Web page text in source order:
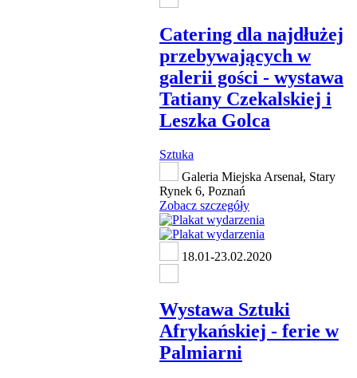
Catering dla najdłużej
przebywających w
galerii gości - wystawa
Tatiany Czekalskiej i
Leszka Golca
Sztuka
Galeria Miejska Arsenał, Stary
Rynek 6, Poznań
Zobacz szczegóły
18.01-23.02.2020
Wystawa Sztuki
Afrykańskiej - ferie w
Palmiarni